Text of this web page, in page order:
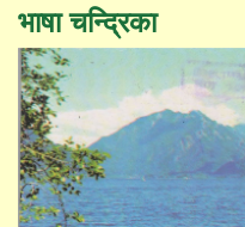
भाषा चन्द्रिका